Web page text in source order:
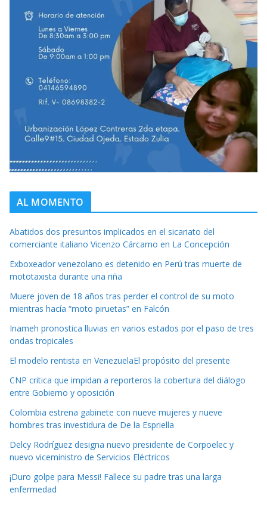
AL MOMENTO
Abatidos dos presuntos implicados en el sicariato del
comerciante italiano Vicenzo Cárcamo en La Concepción
Exboxeador venezolano es detenido en Perú tras muerte de
mototaxista durante una riña
Muere joven de 18 años tras perder el control de su moto
mientras hacía “moto piruetas” en Falcón
Inameh pronostica lluvias en varios estados por el paso de tres
ondas tropicales
El modelo rentista en VenezuelaEl propósito del presente
CNP critica que impidan a reporteros la cobertura del diálogo
entre Gobierno y oposición
Colombia estrena gabinete con nueve mujeres y nueve
hombres tras investidura de De la Espriella
Delcy Rodríguez designa nuevo presidente de Corpoelec y
nuevo viceministro de Servicios Eléctricos
¡Duro golpe para Messi! Fallece su padre tras una larga
enfermedad